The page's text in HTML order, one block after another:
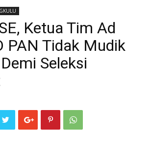
Ketua Tim Ad
PAN Tidak Mudik
Seleksi